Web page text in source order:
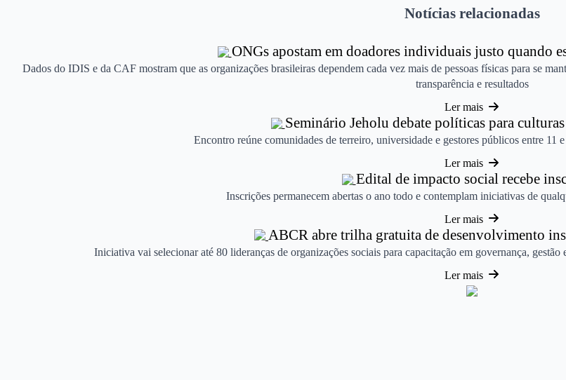
Notícias relacionadas
ONGs apostam em doadores individuais justo quando
Dados do IDIS e da CAF mostram que as organizações brasileiras dependem cada vez mais de pessoas físicas para se
transparência e resultados
Ler mais
Seminário Jeholu debate políticas para
Encontro reúne comunidades de terreiro, universidade e gestores públicos entre 11
Ler mais
Edital de impacto social recebe
Inscrições permanecem abertas o ano todo e contemplam iniciativas de
Ler mais
ABCR abre trilha gratuita de desenvolvimento
Iniciativa vai selecionar até 80 lideranças de organizações sociais para capacitação em governança,
Ler mais